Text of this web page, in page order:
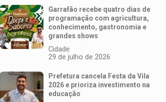
Garrafão recebe quatro dias de
programação com agricultura,
conhecimento, gastronomia e
grandes shows
Cidade
29 de julho de 2026
Prefetura cancela Festa da Vila
2026 e prioriza investimento na
educação